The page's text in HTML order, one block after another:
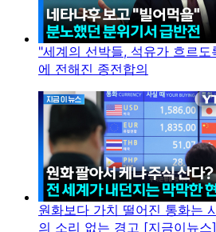
"세계의 선박들, 석유가 흐르
에 전해진 종전합의
원화보다 가치 떨어진 통화는
의 소리 없는 경고 [지금이뉴스]